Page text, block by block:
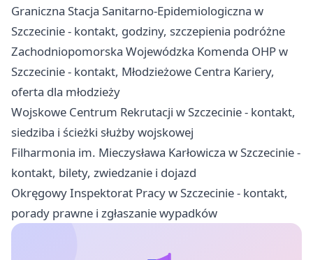
Graniczna Stacja Sanitarno-Epidemiologiczna w
Szczecinie - kontakt, godziny, szczepienia podróżne
Zachodniopomorska Wojewódzka Komenda OHP w
Szczecinie - kontakt, Młodzieżowe Centra Kariery,
oferta dla młodzieży
Wojskowe Centrum Rekrutacji w Szczecinie - kontakt,
siedziba i ścieżki służby wojskowej
Filharmonia im. Mieczysława Karłowicza w Szczecinie -
kontakt, bilety, zwiedzanie i dojazd
Okręgowy Inspektorat Pracy w Szczecinie - kontakt,
porady prawne i zgłaszanie wypadków